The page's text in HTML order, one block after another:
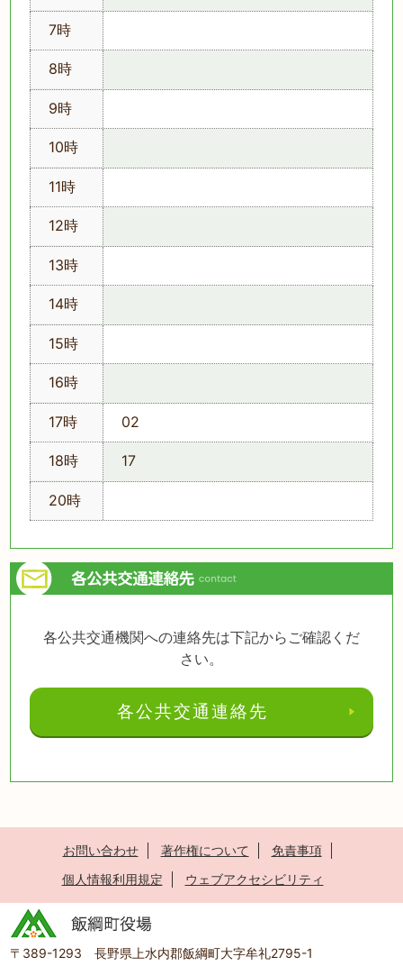
7時
8時
9時
10時
11時
12時
13時
14時
15時
16時
17時 02
18時 17
20時
各公共交通機関への連絡先は下記からご確認くだ
さい。
各公共交通連絡先
お問い合わせ 著作権について
免責事項
個人情報利用規定
ウェブアクセシビリティ
〒389-1293 長野県上水内郡飯綱町大字牟礼2795-1